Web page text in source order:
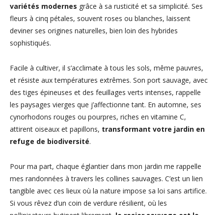
variétés modernes grâce à sa rusticité et sa simplicité. Ses
fleurs à cinq pétales, souvent roses ou blanches, laissent
deviner ses origines naturelles, bien loin des hybrides
sophistiqués.
Facile à cultiver, il s’acclimate à tous les sols, même pauvres,
et résiste aux températures extrêmes. Son port sauvage, avec
des tiges épineuses et des feuillages verts intenses, rappelle
les paysages vierges que j’affectionne tant. En automne, ses
cynorhodons rouges ou pourpres, riches en vitamine C,
attirent oiseaux et papillons, transformant votre jardin en
refuge de biodiversité.
Pour ma part, chaque églantier dans mon jardin me rappelle
mes randonnées à travers les collines sauvages. C’est un lien
tangible avec ces lieux où la nature impose sa loi sans artifice.
Si vous rêvez d’un coin de verdure résilient, où les